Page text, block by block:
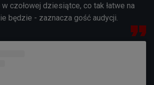
czołowej dziesiątce, co tak łatwe na
będzie - zaznacza gość audycji.